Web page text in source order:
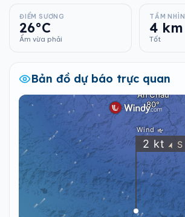
ĐIỂM SƯƠNG
26°C
Ẩm vừa phải
TẦM NHÌN
4 km
Tốt
Bản đồ dự báo trực quan